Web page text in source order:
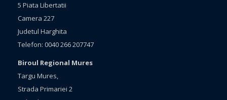
5 Piata Libertatii
Camera 227
Judetul Harghita
Telefon: 0040 266 207747
Biroul Regional Mures
Targu Mures,
Strada Primariei 2